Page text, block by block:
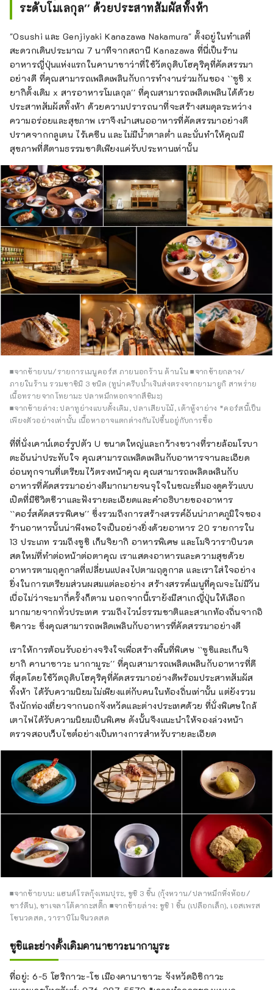
ระดับโมเลกุล'' ด้วยประสาทสัมผัสทั้งห้า
"Osushi และ Genjiyaki Kanazawa Nakamura" ตั้งอยู่ในทำเลที่
สะดวกเดินประมาณ 7 นาทีจากสถานี Kanazawa ที่นี่เป็นร้าน
อาหารญี่ปุ่นแห่งแรกในคานาซาว่าที่ใช้วัตถุดิบโฮคุริคุที่คัดสรรมา
อย่างดี ที่คุณสามารถเพลิดเพลินกับการทำงานร่วมกันของ ``ซูชิ x
ยากิดั้งเดิม x สารอาหารโมเลกุล'' ที่คุณสามารถเพลิดเพลินได้ด้วย
ประสาทสัมผัสทั้งห้า ด้วยความปรารถนาที่จะสร้างสมดุลระหว่าง
ความอร่อยและสุขภาพ เราจึงนำเสนออาหารที่คัดสรรมาอย่างดี
ปราศจากกลูเตน ไร้เคซีน และไม่มีน้ำตาลต่ำ และนั่นทำให้คุณมี
สุขภาพที่ดีตามธรรมชาติเพียงแค่รับประทานเท่านั้น
■จากซ้ายบน/รายการเมนูคอร์ส ภายนอกร้าน ด้านใน ■จากซ้ายกลาง/
ภายในร้าน รวมซาซิมิ 3 ชนิด (ทูน่าครีบน้ำเงินส่งตรงจากยามายูกิ สาหร่าย
เนื้อทรายจากโทยามะ ปลาหมึกหอกจากสึชิมะ)
■จากซ้ายล่าง: ปลาทูย่างแบบดั้งเดิม, ปลาเสียบไม้, เต้าหู้งาย่าง *คอร์สนี้เป็น
เพียงตัวอย่างเท่านั้น เนื้อหาอาจแตกต่างกันไปขึ้นอยู่กับการซื้อ
ที่ที่นั่งเคาน์เตอร์รูปตัว U ขนาดใหญ่และกว้างขวางที่รายล้อมโรบา
ตะอันน่าประทับใจ คุณสามารถเพลิดเพลินกับอาหารจานละเอียด
อ่อนทุกจานที่เตรียมไว้ตรงหน้าคุณ คุณสามารถเพลิดเพลินกับ
อาหารที่คัดสรรมาอย่างดีมากมายจนจุใจในขณะที่มองดูครัวแบบ
เปิดที่มีชีวิตชีวาและฟังรายละเอียดและคำอธิบายของอาหาร
``คอร์สคัดสรรพิเศษ'' ซึ่งรวมถึงการสร้างสรรค์อันน่าภาคภูมิใจของ
ร้านอาหารนั้นน่าพึงพอใจเป็นอย่างยิ่งด้วยอาหาร 20 รายการใน
13 ประเภท รวมถึงซูชิ เก็นจิยากิ อาหารพิเศษ และโมจิวาราบินวด
สดใหม่ที่ทำต่อหน้าต่อตาคุณ เราแสดงอาหารและความสุขด้วย
อาหารตามฤดูกาลที่เปลี่ยนแปลงไปตามฤดูกาล และเราใส่ใจอย่าง
ยิ่งในการเตรียมส่วนผสมแต่ละอย่าง สร้างสรรค์เมนูที่คุณจะไม่มีวัน
เบื่อไม่ว่าจะมากี่ครั้งก็ตาม นอกจากนี้เรายังมีสาเกญี่ปุ่นให้เลือก
มากมายจากทั่วประเทศ รวมถึงไวน์ธรรมชาติและสาเกท้องถิ่นจากอิ
ชิคาวะ ซึ่งคุณสามารถเพลิดเพลินกับอาหารที่คัดสรรมาอย่างดี
เราให้การต้อนรับอย่างจริงใจเพื่อสร้างพื้นที่พิเศษ ``ซูชิและเก็นจิ
ยากิ คานาซาวะ นากามูระ'' ที่คุณสามารถเพลิดเพลินกับอาหารที่ดี
ที่สุดโดยใช้วัตถุดิบโฮคุริคุที่คัดสรรมาอย่างดีพร้อมประสาทสัมผัส
ทั้งห้า ได้รับความนิยมไม่เพียงแต่กับคนในท้องถิ่นเท่านั้น แต่ยังรวม
ถึงนักท่องเที่ยวจากนอกจังหวัดและต่างประเทศด้วย ที่นั่งพิเศษใกล้
เตาไฟได้รับความนิยมเป็นพิเศษ ดังนั้นจึงแนะนำให้จองล่วงหน้า
ตรวจสอบเว็บไซต์อย่างเป็นทางการสำหรับรายละเอียด
■จากซ้ายบน: แฮนด์โรลกุ้งเทมปุระ, ซูชิ 3 ชิ้น (กุ้งหวาน/ปลาหมึกหิ่งห้อย/
ซาร์ดีน), ชาเจลาโต้คากะสติ๊ก ■จากซ้ายล่าง: ซูชิ 1 ชิ้น (เปลือกเล็ก), เอสเพรส
โซนวดสด, วาราบิโมจินวดสด
ซูชิและย่างดั้งเดิมคานาซาวะนากามูระ
ที่อยู่: 6-5 โฮริกาวะ-โช เมืองคานาซาวะ จังหวัดอิชิกาวะ